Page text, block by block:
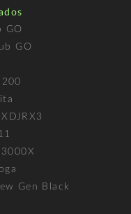
GO
GO
Gen Black